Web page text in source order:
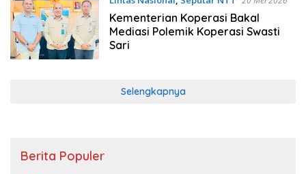
Kementerian Koperasi Bakal
Mediasi Polemik Koperasi Swasti
Sari
Selengkapnya
Berita Populer